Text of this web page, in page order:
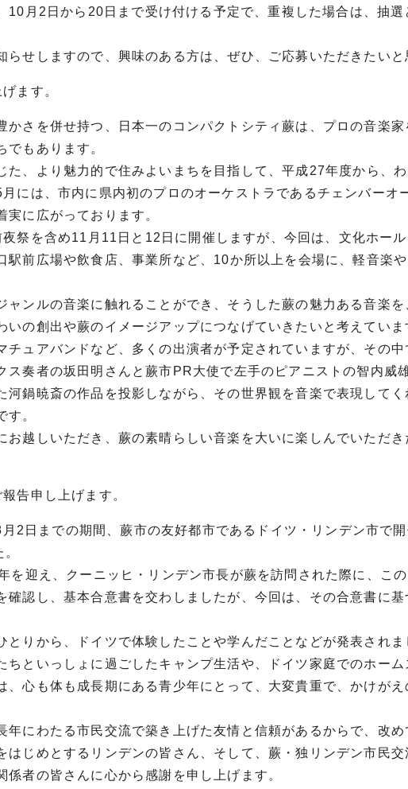
10月2日から20日まで受け付ける予定で、重複した場合は、抽選
せしますので、興味のある方は、ぜひ、ご応募いただきたいと
ます。
さを併せ持つ、日本一のコンパクトシティ蕨は、プロの音楽家
もあります。
た、より魅力的で住みよいまちを目指して、平成27年度から、
には、市内に県内初のプロのオーケストラであるチェンバーオ
に広がっております。
祭を含め11月11日と12日に開催しますが、今回は、文化ホー
前広場や飲食店、事業所など、10か所以上を会場に、軽音楽
ャンルの音楽に触れることができ、そうした蕨の魅力ある音楽を
の創出や蕨のイメージアップにつなげていきたいと考えていま
ュアバンドなど、多くの出演者が予定されていますが、その中
奏者の坂田明さんと蕨市PR大使で左手のピアニストの智内威
鍋暁斎の作品を投影しながら、その世界観を音楽で表現してく
す。
越しいただき、蕨の素晴らしい音楽を大いに楽しんでいただき
告申し上げます。
2日までの期間、蕨市の友好都市であるドイツ・リンデン市で開
を迎え、クーニッヒ・リンデン市長が蕨を訪問された際に、こ
認し、基本合意書を交わしましたが、今回は、その合意書に基
とりから、ドイツで体験したことや学んだことなどが発表されま
といっしょに過ごしたキャンプ生活や、ドイツ家庭でのホーム
心も体も成長期にある青少年にとって、大変貴重で、かけがえ
にわたる市民交流で築き上げた友情と信頼があるからで、改め
じめとするリンデンの皆さん、そして、蕨・独リンデン市民交
者の皆さんに心から感謝を申し上げます。